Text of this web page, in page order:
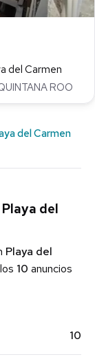
del Carmen
ROO
del Carmen
del
Playa del
10 anuncios
10